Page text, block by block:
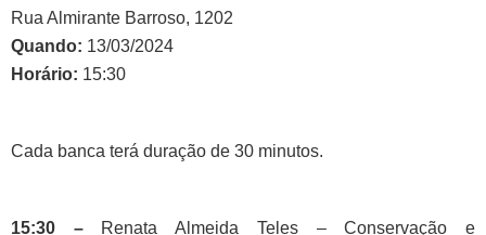
Rua Almirante Barroso, 1202
Quando: 13/03/2024
Horário: 15:30
Cada banca terá duração de 30 minutos.
15:30 –Renata Almeida Teles – Conservação e